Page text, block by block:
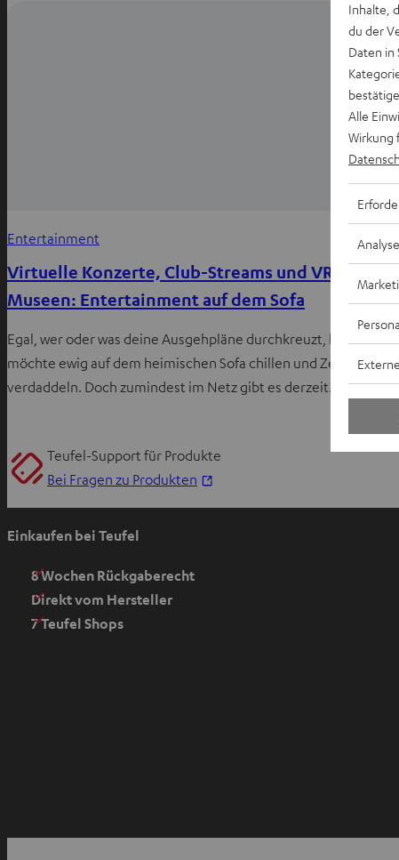
Entertainment
Virtuelle Konzerte, Club-Streams und VR-
Museen: Entertainment auf dem Sofa
Egal, wer oder was deine Ausgehpläne durchkreuzt, keiner
möchte ewig auf dem heimischen Sofa chillen und Zeit
verdaddeln. Doch zumindest im Netz gibt es derzeit…
Teufel-Support für Produkte
Bei Fragen zu Produkten
n
I
Einkaufen bei Teufel
8 Wochen Rückgaberecht
Direkt vom Hersteller
7 Teufel Shops
Inhalte,
du der
Daten in
Alle
Wirkung
Analyse